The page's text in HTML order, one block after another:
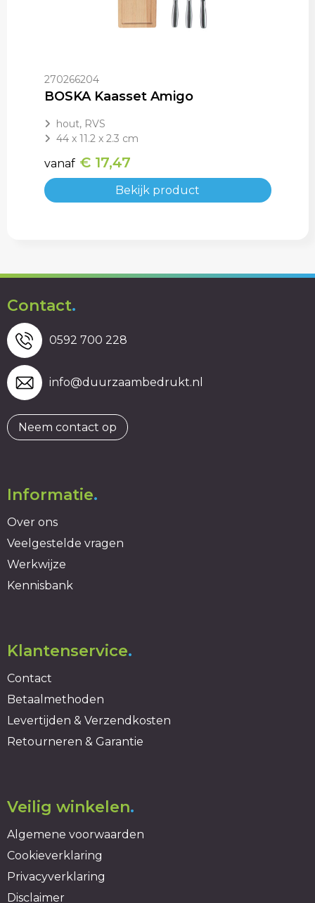
270266204
BOSKA Kaasset Amigo
hout, RVS
44 x 11.2 x 2.3 cm
vanaf € 17,47
Bekijk product
Contact.
0592 700 228
info@duurzaambedrukt.nl
Neem contact op
Informatie.
Over ons
Veelgestelde vragen
Werkwijze
Kennisbank
Klantenservice.
Contact
Betaalmethoden
Levertijden & Verzendkosten
Retourneren & Garantie
Veilig winkelen.
Algemene voorwaarden
Cookieverklaring
Privacyverklaring
Disclaimer